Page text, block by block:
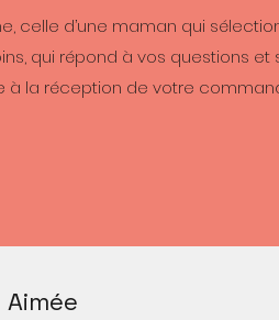
celle d’une maman qui
qui répond à vos questions et
à la réception de votre
Aimée